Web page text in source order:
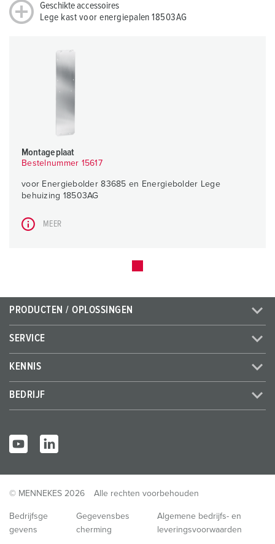
Geschikte accessoires
Lege kast voor energiepalen 18503AG
Montageplaat
Bestelnummer 15617
voor Energiebolder 83685 en Energiebolder Lege
behuizing 18503AG
MEER
PRODUCTEN / OPLOSSINGEN
SERVICE
KENNIS
BEDRIJF
© MENNEKES 2026 Alle rechten voorbehouden
Bedrijfsge
gevens
Gegevensbes
cherming
Algemene bedrijfs- en
leveringsvoorwaarden